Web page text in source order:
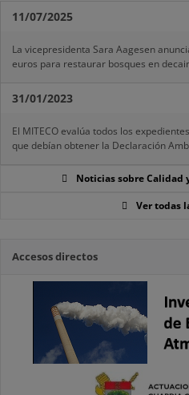
11/07/2025
La vicepresidenta Sara Aagesen
euros para restaurar bosques en
31/01/2023
El MITECO evalúa todos los
que debían obtener la Declaración
Noticias sobre
Ver todas
Accesos directos